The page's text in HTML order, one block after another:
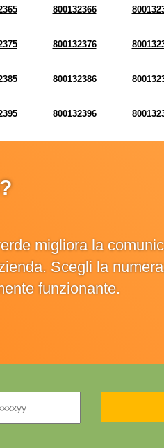
800132366
800132376
800132386
800132396
migliora la
Scegli la
funzionante.